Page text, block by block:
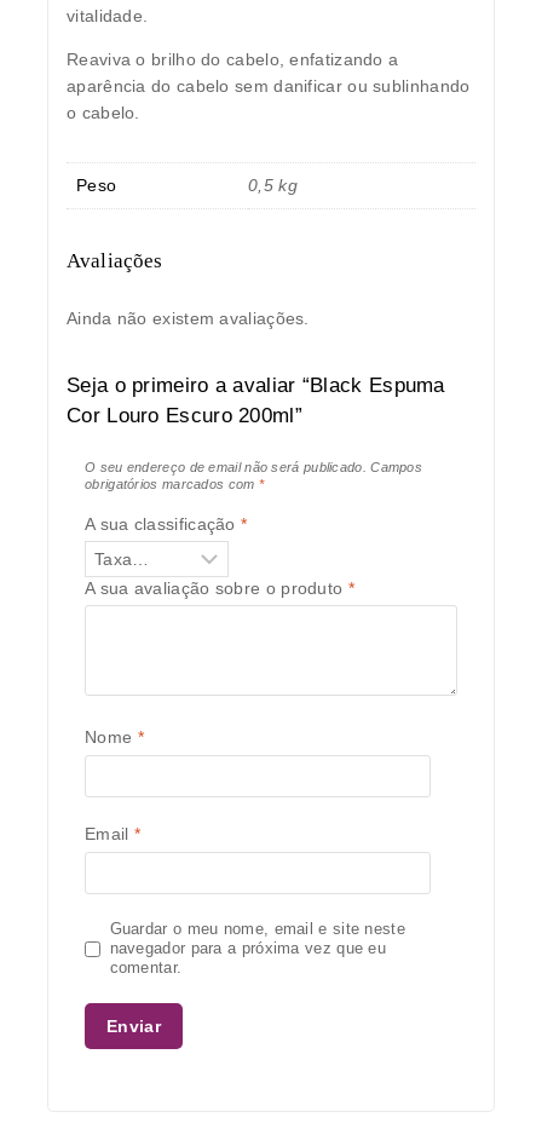
vitalidade.
Reaviva o brilho do cabelo, enfatizando a
aparência do cabelo sem danificar ou sublinhando
o cabelo.
Peso 0,5 kg
Avaliações
Ainda não existem avaliações.
Seja o primeiro a avaliar “Black Espuma
Cor Louro Escuro 200ml”
O seu endereço de email não será publicado.
Campos
obrigatórios marcados com *
A sua classificação*
A sua avaliação sobre o produto *
Nome *
Email *
Guardar o meu nome, email e site neste
navegador para a próxima vez que eu
comentar.